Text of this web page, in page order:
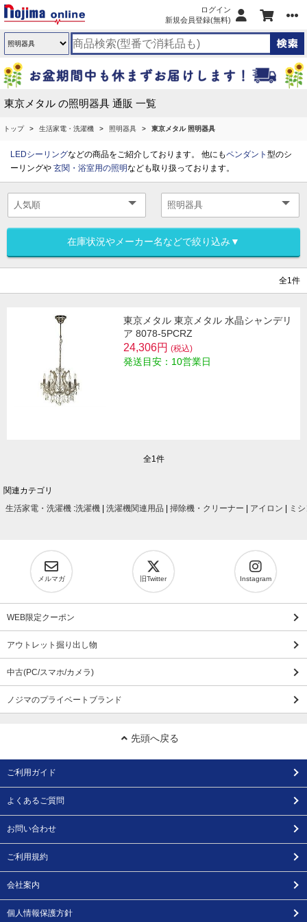
ログイン
新規会員登録(無料)
東京メタル の照明器具 通販 一覧
トップ 生活家電・洗濯機 照明器具 東京メタル 照明器具
LEDシーリングなどの商品をご紹介しております。 他にもペンダント 型のシ
ーリングや 玄関・浴室用の照明なども取り扱っております。
在庫状況やメーカー名などで絞り込み▼
全1件
東京メタル 東京メタル 水晶シャンデリ
ア 8078-5PCRZ
24,306円 (税込)
発送目安：10営業日
全1件
関連カテゴリ
生活家電・洗濯機 :洗濯機 洗濯機関連用品 掃除機・クリーナー アイロン ミ
メルマガ 旧Twitter Instagram
WEB限定クーポン
アウトレット掘り出し物
中古(PC/スマホ/カメラ)
ノジマのプライベートブランド
先頭へ戻る
ご利用ガイド
よくあるご質問
お問い合わせ
ご利用規約
会社案内
個人情報保護方針